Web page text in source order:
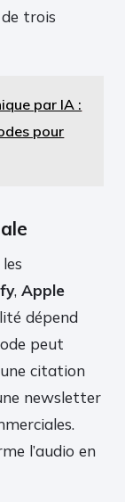
trois
par IA :
pour
, Apple
dépend
peut
citation
newsletter
l’audio en